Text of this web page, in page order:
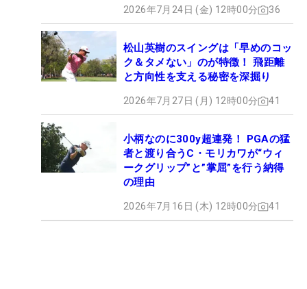
2026年7月24日 (金) 12時00分 36
松山英樹のスイングは「早めのコッ
ク＆タメない」のが特徴！ 飛距離
と方向性を支える秘密を深掘り
2026年7月27日 (月) 12時00分 41
小柄なのに300y超連発！ PGAの猛
者と渡り合うC・モリカワが“ウィ
ークグリップ”と”掌屈”を行う納得
の理由
2026年7月16日 (木) 12時00分 41